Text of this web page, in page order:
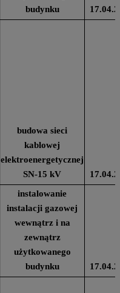
budynku
budowa sieci
kablowej
elektroenergetycznej
SN-15 kV
instalowanie
instalacji gazowej
wewnątrz i na
zewnątrz
użytkowanego
budynku